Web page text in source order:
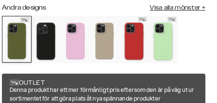
Andra designs Visa alla mönster +
OUTLET
Denna produkt har ett mer förmånligt pris eftersom den är på väg ut ur
sortimentet för att göra plats åt nya spännande produkter